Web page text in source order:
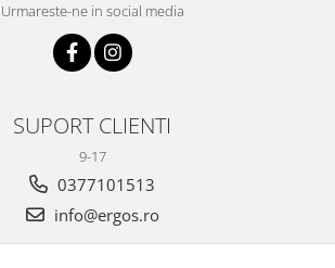
Urmareste-ne in social media
SUPORT CLIENTI
9-17
0377101513
info@ergos.ro